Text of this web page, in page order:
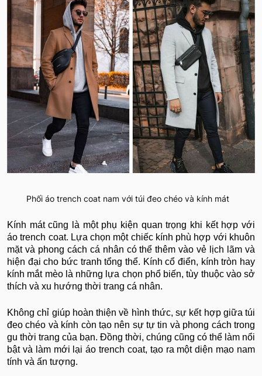
Phối áo trench coat nam với túi đeo chéo và kính mát
Kính mát cũng là một phụ kiện quan trọng khi kết hợp với
áo trench coat. Lựa chọn một chiếc kính phù hợp với khuôn
mặt và phong cách cá nhân có thể thêm vào vẻ lịch lãm và
hiện đại cho bức tranh tổng thể. Kính cổ điển, kính tròn hay
kính mắt mèo là những lựa chọn phổ biến, tùy thuộc vào sở
thích và xu hướng thời trang cá nhân.
Không chỉ giúp hoàn thiện về hình thức, sự kết hợp giữa túi
đeo chéo và kính còn tạo nên sự tự tin và phong cách trong
gu thời trang của bạn. Đồng thời, chúng cũng có thể làm nổi
bật và làm mới lại áo trench coat, tạo ra một diện mạo nam
tính và ấn tượng.